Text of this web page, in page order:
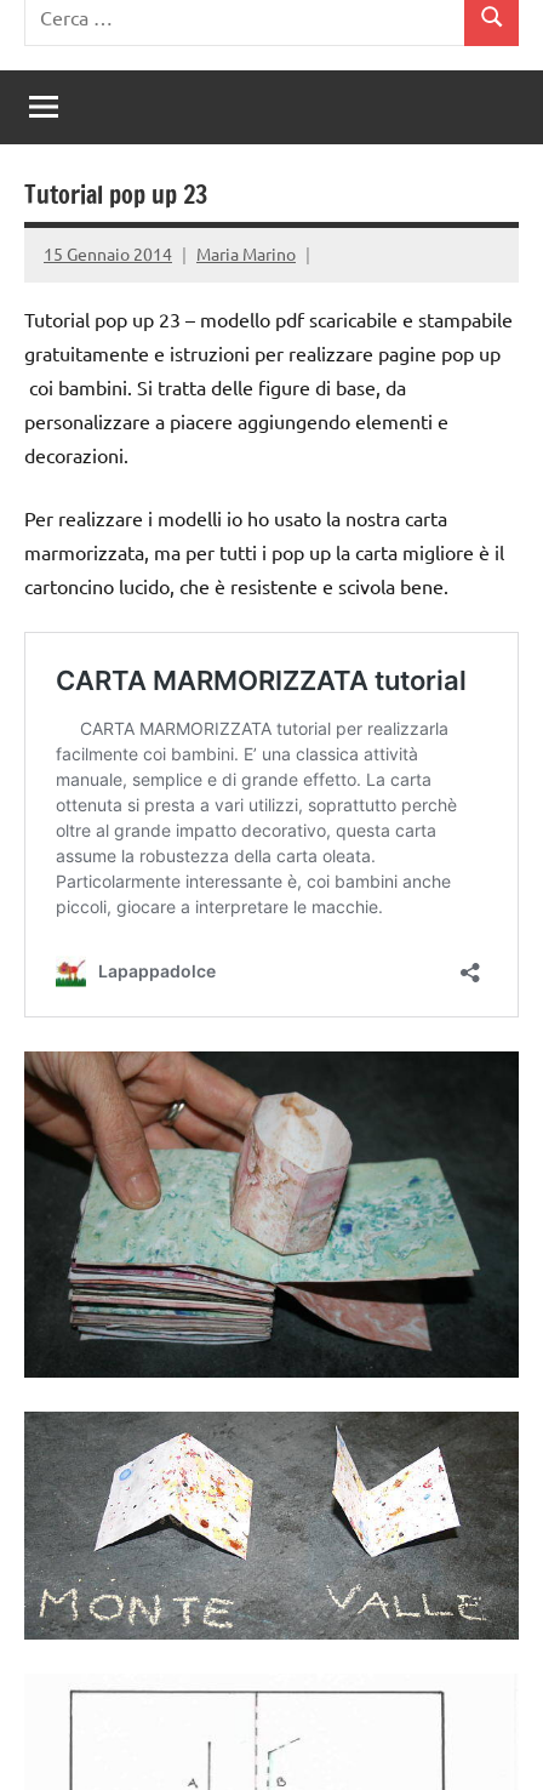
per:
Cerca
Tutorial pop up 23
15 Gennaio 2014 Maria Marino
Tutorial pop up 23 – modello pdf scaricabile e stampabile
gratuitamente e istruzioni per realizzare pagine pop up
coi bambini. Si tratta delle figure di base, da
personalizzare a piacere aggiungendo elementi e
decorazioni.
Per realizzare i modelli io ho usato la nostra carta
marmorizzata, ma per tutti i pop up la carta migliore è il
cartoncino lucido, che è resistente e scivola bene.